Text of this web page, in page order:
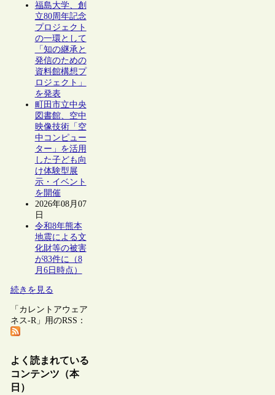
福島大学、創
立80周年記念
プロジェクト
の一環として
「知の継承と
発信のための
資料館構想プ
ロジェクト」
を発表
町田市立中央
図書館、空中
映像技術「空
中コンピュー
ター」を活用
した子ども向
け体験型展
示・イベント
を開催
2026年08月07
日
令和8年熊本
地震による文
化財等の被害
が83件に（8
月6日時点）
続きを見る
「カレントアウェア
ネス-R」用のRSS：
よく読まれている
コンテンツ（本
日）